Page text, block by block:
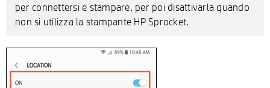
per connettersi e stampare, per poi disattivarla quando
non si utilizza la stampante HP Sprocket.